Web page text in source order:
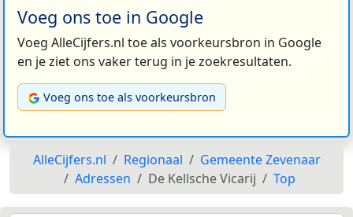
Voeg ons toe in Google
Voeg AlleCijfers.nl toe als voorkeursbron in Google
en je ziet ons vaker terug in je zoekresultaten.
Voeg ons toe als voorkeursbron
AlleCijfers.nl Regionaal
Gemeente Zevenaar
Adressen
De Kellsche Vicarij Top